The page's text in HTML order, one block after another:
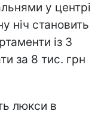
у центрі
ніч становить
із 3
за 8 тис. грн
люкси в